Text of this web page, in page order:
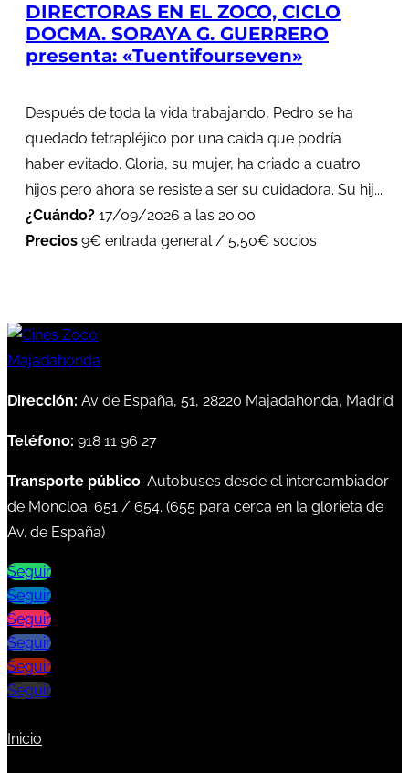
DIRECTORAS EN EL ZOCO, CICLO
DOCMA. SORAYA G. GUERRERO
presenta: «Tuentifourseven»
Después de toda la vida trabajando, Pedro se ha
quedado tetrapléjico por una caída que podría
haber evitado. Gloria, su mujer, ha criado a cuatro
hijos pero ahora se resiste a ser su cuidadora. Su hij...
¿Cuándo? 17/09/2026 a las 20:00
Precios 9€ entrada general / 5,50€ socios
Dirección: Av de España, 51, 28220 Majadahonda, Madrid
Teléfono: 918 11 96 27
Transporte público: Autobuses desde el intercambiador
de Moncloa: 651 / 654. (655 para cerca en la glorieta de
Av. de España)
Seguir
Seguir
Seguir
Seguir
Seguir
Seguir
Inicio